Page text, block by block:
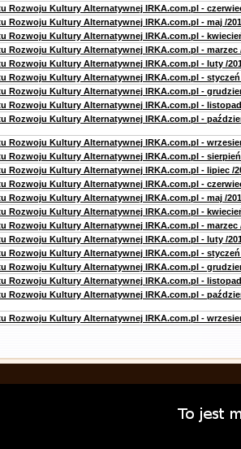
Rozwoju Kultury Alternatywnej IRKA.com.pl -
Rozwoju Kultury Alternatywnej IRKA.com.pl - maj /
Rozwoju Kultury Alternatywnej IRKA.com.pl -
Rozwoju Kultury Alternatywnej IRKA.com.pl - marzec
Rozwoju Kultury Alternatywnej IRKA.com.pl - luty /
Rozwoju Kultury Alternatywnej IRKA.com.pl - styczeń
Rozwoju Kultury Alternatywnej IRKA.com.pl -
Rozwoju Kultury Alternatywnej IRKA.com.pl - listopad
Rozwoju Kultury Alternatywnej IRKA.com.pl -
Rozwoju Kultury Alternatywnej IRKA.com.pl -
Rozwoju Kultury Alternatywnej IRKA.com.pl - sierpień
Rozwoju Kultury Alternatywnej IRKA.com.pl - lipiec /
Rozwoju Kultury Alternatywnej IRKA.com.pl -
Rozwoju Kultury Alternatywnej IRKA.com.pl - maj /
Rozwoju Kultury Alternatywnej IRKA.com.pl -
Rozwoju Kultury Alternatywnej IRKA.com.pl - marzec
Rozwoju Kultury Alternatywnej IRKA.com.pl - luty /
Rozwoju Kultury Alternatywnej IRKA.com.pl - styczeń
Rozwoju Kultury Alternatywnej IRKA.com.pl -
Rozwoju Kultury Alternatywnej IRKA.com.pl - listopad
Rozwoju Kultury Alternatywnej IRKA.com.pl -
Rozwoju Kultury Alternatywnej IRKA.com.pl -